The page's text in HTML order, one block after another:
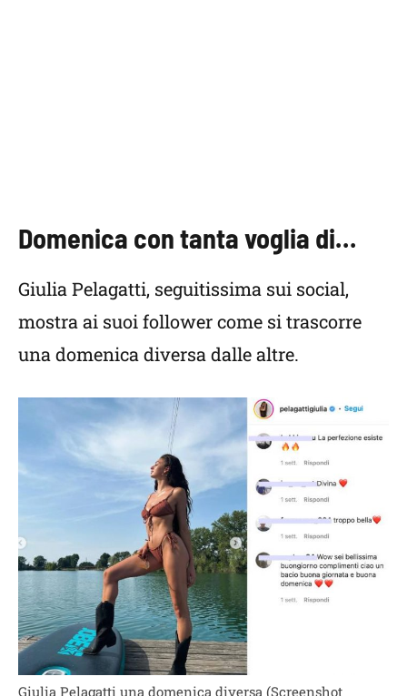
Domenica con tanta voglia di…
Giulia Pelagatti, seguitissima sui social,
mostra ai suoi follower come si trascorre
una domenica diversa dalle altre.
Giulia Pelagatti una domenica diversa (Screenshot